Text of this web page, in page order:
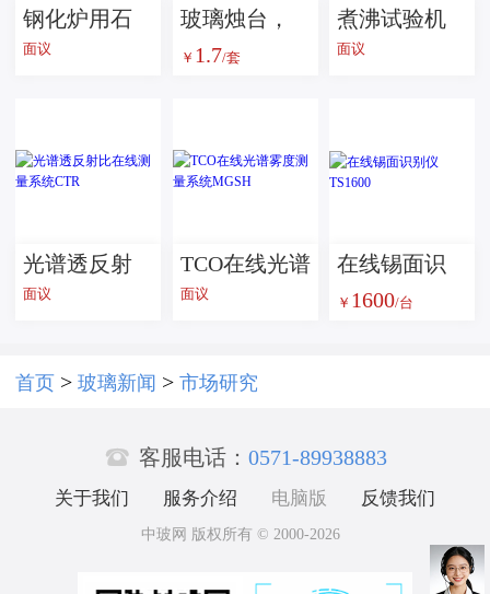
钢化炉用石
英陶瓷棒
面议
玻璃烛台，
蜡烛罐，蜡
￥ 1.7/套
煮沸试验机
面议
光谱透反射
比在线测量
面议
TCO在线光谱
雾度测量系
面议
在线锡面识
别仪 TS1600
￥ 1600/台
首页 > 玻璃新闻 > 市场研究
 客服电话： 0571-89938883
关于我们 服务介绍 电脑版 反馈我们
中玻网 版权所有 © 2000-2026